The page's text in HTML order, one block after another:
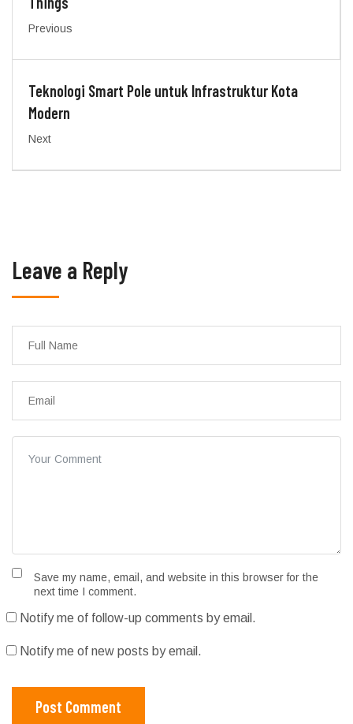
Previous
Teknologi Smart Pole untuk Infrastruktur Kota
Modern
Next
Leave a Reply
Save my name, email, and website in this browser for the
next time I comment.
Notify me of follow-up comments by email.
Notify me of new posts by email.
Post Comment